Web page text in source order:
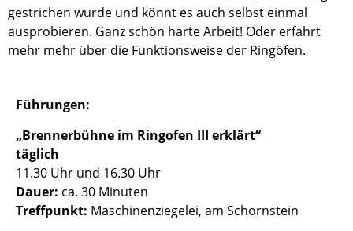
gestrichen wurde und könnt es auch selbst einmal
ausprobieren. Ganz schön harte Arbeit! Oder erfahrt
mehr mehr über die Funktionsweise der Ringöfen.
Führungen:
„Brennerbühne im Ringofen III erklärt“
täglich
11.30 Uhr und 16.30 Uhr
Dauer: ca. 30 Minuten
Treffpunkt: Maschinenziegelei, am Schornstein